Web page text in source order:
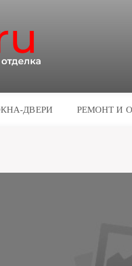
ДВЕРИ РЕМОНТ И